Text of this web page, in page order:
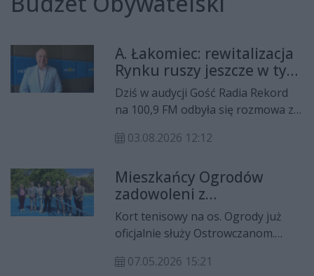
A. Łakomiec: rewitalizacja
Rynku ruszy jeszcze w tym
roku
Dziś w audycji Gość Radia Rekord
na 100,9 FM odbyła się rozmowa z
Ostrowca Świętokrzyskiego.
rewitalizacją centrum miasta, w tym
parku miejskiego i Rynku,
remontów dróg i Budżetu
Obywatelskiego Ostrowca
Świętokrzyskiego. Prezydent mówił
także o dalszych działaniach
03.08.2026 12:12
Mieszkańcy Ogrodów
zadowoleni z
wyremontowanego kortu
tenisowego
Kort tenisowy na os. Ogrody już
oficjalnie służy Ostrowczanom.
przestrzeni możliwa była dzięki
07.05.2026 15:21